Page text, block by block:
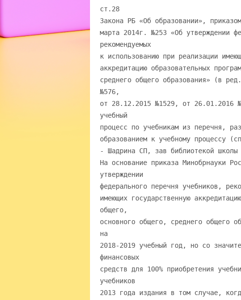
ст.28
Закона РБ «Об образовании»,
марта 2014г. №253 «Об утверждении
рекомендуемых
к использованию при реализации
аккредитацию образовательных
среднего общего образования» (в
№576,
от 28.12.2015 №1529, от 26.01.2016
учебный
процесс по учебникам из перечня,
образованием к учебному процессу
- Шадрина СП, зав библиотекой школы
На основание приказа Минобрнауки
утверждении
федерального перечня учебников,
имеющих государственную
общего,
основного общего, среднего общего
на
2018-2019 учебный год, но со
финансовых
средств для 100% приобретения
учебников
2013 года издания в том случае,